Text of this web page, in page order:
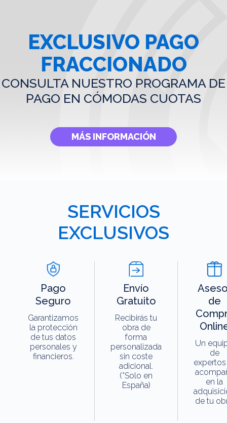
EXCLUSIVO PAGO
FRACCIONADO
CONSULTA NUESTRO PROGRAMA DE
PAGO EN CÓMODAS CUOTAS
MÁS INFORMACIÓN
SERVICIOS
EXCLUSIVOS
Pago
Seguro
Garantizamos
la protección
de tus datos
personales y
financieros.
Envío
Gratuito
Recibirás tu
obra de
forma
personalizada
sin coste
adicional.
(*Solo en
España)
de
Un
de
en la
de tu